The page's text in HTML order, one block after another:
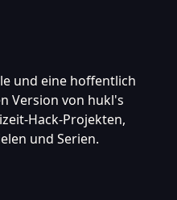
und eine hoffentlich
Version von hukl's
Hack-Projekten,
und Serien.